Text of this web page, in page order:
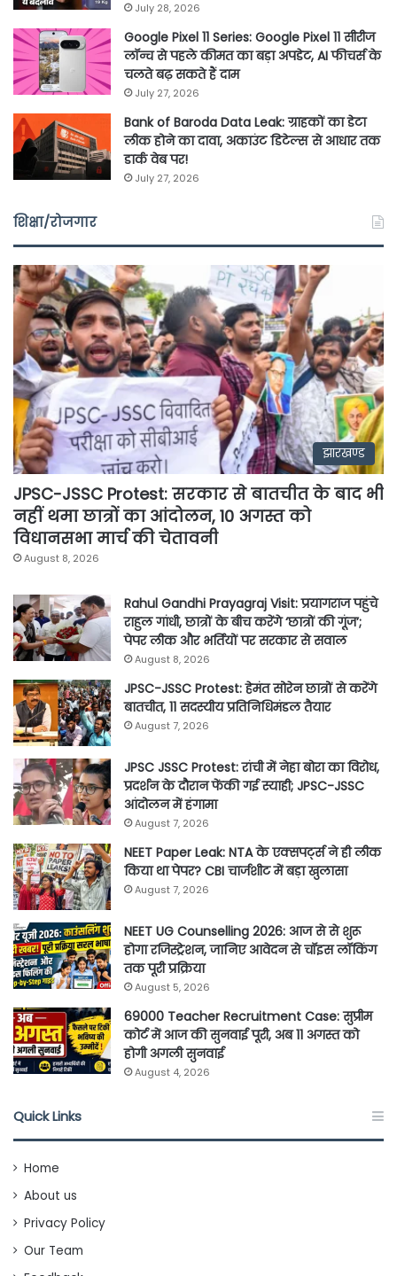
July 28, 2026
Google Pixel 11 Series: Google Pixel 11 सीरीज
लॉन्च से पहले कीमत का बड़ा अपडेट, AI फीचर्स के
चलते बढ़ सकते हैं दाम
July 27, 2026
Bank of Baroda Data Leak: ग्राहकों का डेटा
लीक होने का दावा, अकाउंट डिटेल्स से आधार तक
डार्क वेब पर!
July 27, 2026
शिक्षा/रोजगार
झारखण्ड
JPSC-JSSC Protest: सरकार से बातचीत के बाद भी
नहीं थमा छात्रों का आंदोलन, 10 अगस्त को
विधानसभा मार्च की चेतावनी
August 8, 2026
Rahul Gandhi Prayagraj Visit: प्रयागराज पहुंचे
राहुल गांधी, छात्रों के बीच करेंगे ‘छात्रों की गूंज’;
पेपर लीक और भर्तियों पर सरकार से सवाल
August 8, 2026
JPSC-JSSC Protest: हेमंत सोरेन छात्रों से करेंगे
बातचीत, 11 सदस्यीय प्रतिनिधिमंडल तैयार
August 7, 2026
JPSC JSSC Protest: रांची में नेहा बोरा का विरोध,
प्रदर्शन के दौरान फेंकी गई स्याही; JPSC-JSSC
आंदोलन में हंगामा
August 7, 2026
NEET Paper Leak: NTA के एक्सपर्ट्स ने ही लीक
किया था पेपर? CBI चार्जशीट में बड़ा खुलासा
August 7, 2026
NEET UG Counselling 2026: आज से से शुरू
होगा रजिस्ट्रेशन, जानिए आवेदन से चॉइस लॉकिंग
तक पूरी प्रक्रिया
August 5, 2026
69000 Teacher Recruitment Case: सुप्रीम
कोर्ट में आज की सुनवाई पूरी, अब 11 अगस्त को
होगी अगली सुनवाई
August 4, 2026
Quick Links
Home
About us
Privacy Policy
Our Team